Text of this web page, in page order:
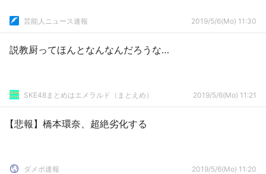
芸能人ニュース速報 2019/5/6(Mo) 11:30
説教厨ってほんとなんなんだろうな…
SKE48まとめはエメラルド（まとえめ） 2019/5/6(Mo) 11:21
【悲報】橋本環奈、超絶劣化する
ダメポ速報 2019/5/6(Mo) 11:20